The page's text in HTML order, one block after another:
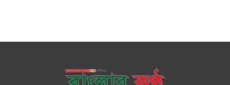
৩০০ রোগীকে বিনামূল্যে চিকিৎসাসেবা
ভোলায় ১১ দলীয় জোটের বিক্ষোভ